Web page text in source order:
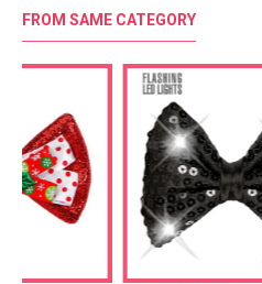
FROM SAME CATEGORY